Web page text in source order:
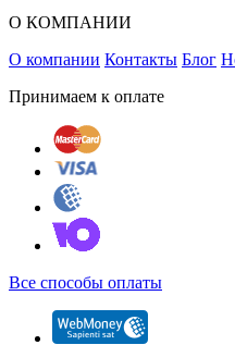
О КОМПАНИИ
О компании Контакты Блог
Принимаем к оплате
Все способы оплаты